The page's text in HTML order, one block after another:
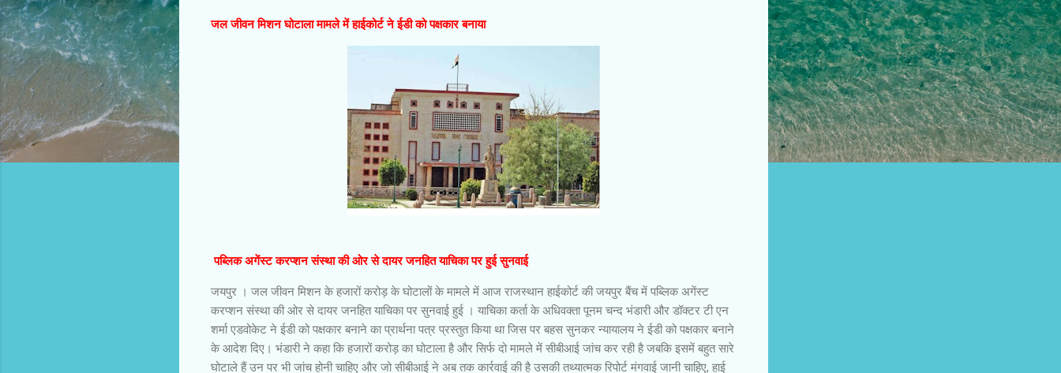
जल जीवन मिशन घोटाला मामले में हाईकोर्ट ने ईडी को पक्षकार बनाया
पब्लिक अगेंस्ट करप्शन संस्था की ओर से दायर जनहित याचिका पर हुई सुनवाई
जयपुर । जल जीवन मिशन के हजारों करोड़ के घोटालों के मामले में आज राजस्थान हाईकोर्ट की जयपुर बैंच में पब्लिक अगेंस्ट
करप्शन संस्था की ओर से दायर जनहित याचिका पर सुनवाई हुई । याचिका कर्ता के अधिवक्ता पूनम चन्द भंडारी और डॉक्टर टी एन
शर्मा एडवोकेट ने ईडी को पक्षकार बनाने का प्रार्थना पत्र प्रस्तुत किया था जिस पर बहस सुनकर न्यायालय ने ईडी को पक्षकार बनाने
के आदेश दिए। भंडारी ने कहा कि हजारों करोड़ का घोटाला है और सिर्फ दो मामले में सीबीआई जांच कर रही है जबकि इसमें बहुत सारे
घोटाले हैं उन पर भी जांच होनी चाहिए और जो सीबीआई ने अब तक कार्रवाई की है उसकी तथ्यात्मक रिपोर्ट मंगवाई जानी चाहिए, हाई